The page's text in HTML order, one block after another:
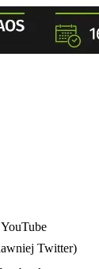
Twitter)